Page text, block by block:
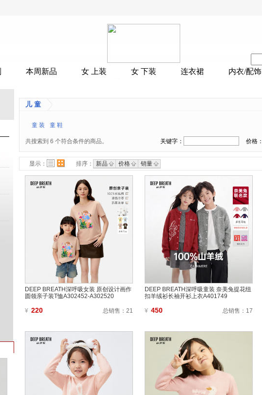
本周新品 女 上装 女 下装 连衣裙 内衣/配饰
儿 童
童 装 童 鞋
共搜索到 6 个符合条件的商品。 关键字： 价格：
显示：
图表模式 排序： 新品 价格 销量
DEEP BREATH深呼吸女装 原创设计画作
圆领亲子装T恤A302452-A302520
¥ 220 总销售： 21
DEEP BREATH深呼吸童装 奈美兔提花纽
扣羊绒衫长袖开衫上衣A401749
¥ 450 总销售： 17